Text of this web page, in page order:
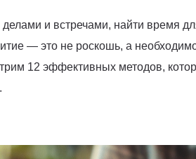
и встречами, найти время
— это не роскошь, а
12 эффективных методов,